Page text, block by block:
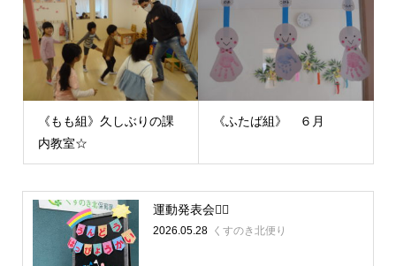
《もも組》久しぶりの課
内教室☆
《ふたば組》 ６月
運動発表会🏳‍🌈
2026.05.28 くすのき北便り